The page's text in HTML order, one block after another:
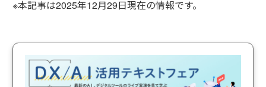
※本記事は2025年12月29日現在の情報です。